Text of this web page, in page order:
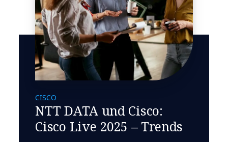
CISCO
NTT DATA und Cisco:
Cisco Live 2025 – Trends